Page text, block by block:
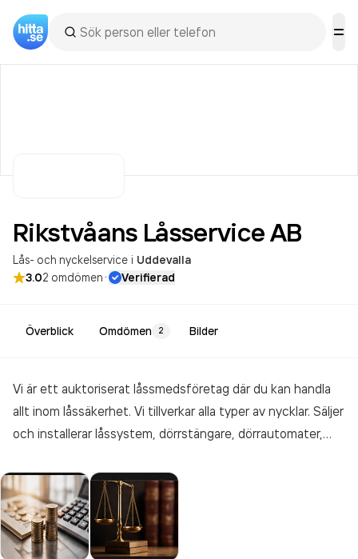
Rikstvåans LåsserviceAB
Lås- och nyckelservice i Uddevalla
3.02 omdömen· Verifierad
Överblick Omdömen 2 Bilder
Vi är ett auktoriserat låssmedsföretag där du kan handla
allt inom låssäkerhet. Vi tillverkar alla typer av nycklar. Säljer
och installerar låssystem, dörrstängare, dörrautomater,
galler etc.